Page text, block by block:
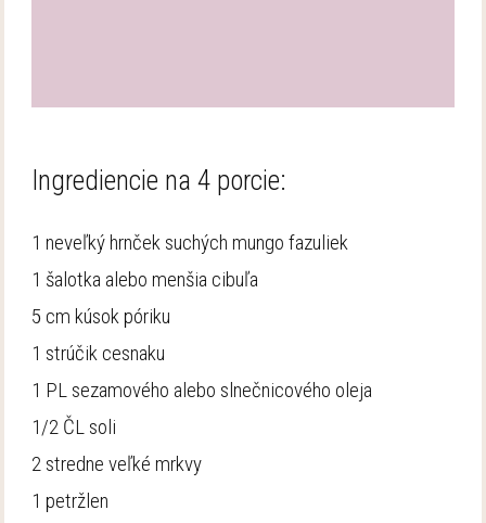
Ingrediencie na 4 porcie:
1 neveľký hrnček suchých mungo fazuliek
1 šalotka alebo menšia cibuľa
5 cm kúsok póriku
1 strúčik cesnaku
1 PL sezamového alebo slnečnicového oleja
1/2 ČL soli
2 stredne veľké mrkvy
1 petržlen